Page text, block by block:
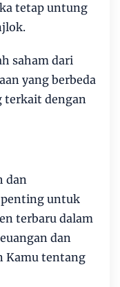
tetap untung
saham dari
yang berbeda
terkait dengan
dan
penting untuk
terbaru dalam
dan
Kamu tentang